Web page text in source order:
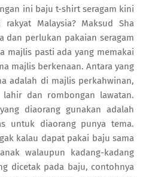
ini baju t-shirt seragam kini
Malaysia? Maksud Sha
dan perlukan pakaian seragam
majlis pasti ada yang memakai
majlis berkenaan. Antara yang
adalah di majlis perkahwinan,
dan rombongan lawatan.
diaorang gunakan adalah
untuk diaorang punya tema.
kalau dapat pakai baju sama
walaupun kadang-kadang
dicetak pada baju, contohnya